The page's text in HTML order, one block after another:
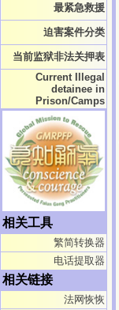
最紧急救援
迫害案件分类
当前监狱非法关押表
Current Illegal
detainee in
Prison/Camps
相关工具
繁简转换器
电话提取器
相关链接
法网恢恢